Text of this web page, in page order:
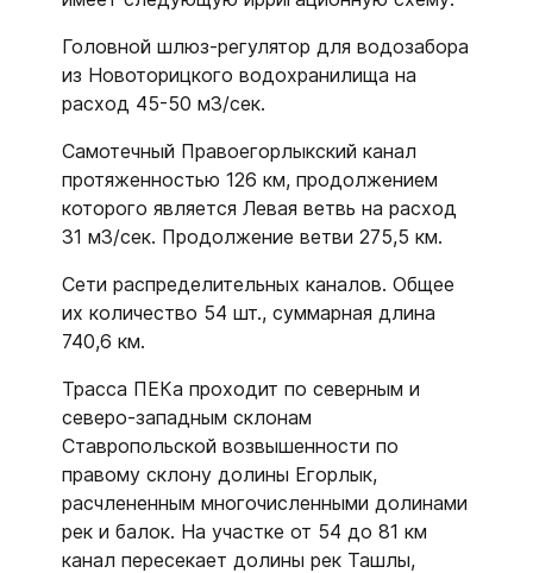
Головной шлюз-регулятор для водозабора
из Новоторицкого водохранилища на
расход 45-50 м3/сек.
Самотечный Правоегорлыкский канал
протяженностью 126 км, продолжением
которого является Левая ветвь на расход
31 м3/сек. Продолжение ветви 275,5 км.
Сети распределительных каналов. Общее
их количество 54 шт., суммарная длина
740,6 км.
Трасса ПЕКа проходит по северным и
северо-западным склонам
Ставропольской возвышенности по
правому склону долины Егорлык,
расчлененным многочисленными долинами
рек и балок. На участке от 54 до 81 км
канал пересекает долины рек Ташлы,